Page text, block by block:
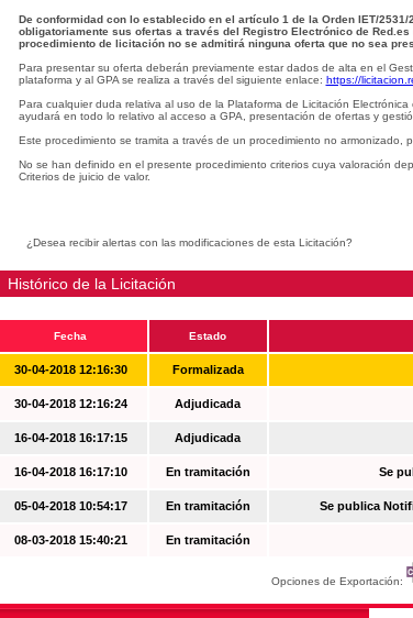
De conformidad con lo establecido en el artículo 1 de la Orden IET/
obligatoriamente sus ofertas a través del Registro Electrónico de
procedimiento de licitación no se admitirá ninguna oferta que no sea
Para presentar su oferta deberán previamente estar dados de alta en el
plataforma y al GPA se realiza a través del siguiente enlace: https://
Para cualquier duda relativa al uso de la Plataforma de Licitación Electrónica
ayudará en todo lo relativo al acceso a GPA, presentación de ofertas y
Este procedimiento se tramita a través de un procedimiento no
No se han definido en el presente procedimiento criterios cuya valoración
Criterios de juicio de valor.
¿Desea recibir alertas con las modificaciones de esta Licitación?
Histórico de la Licitación
Fecha Estado
30-04-2018 12:16:30 Formalizada
30-04-2018 12:16:24 Adjudicada
16-04-2018 16:17:15 Adjudicada
16-04-2018 16:17:10 En tramitación Se
05-04-2018 10:54:17 En tramitación Se publica
08-03-2018 15:40:21 En tramitación
Opciones de Exportación: